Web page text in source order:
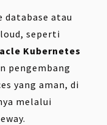
database atau
seperti
Kubernetes
pengembang
yang aman, di
melalui